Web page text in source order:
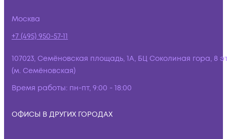
Москва
+7 (495) 950-57-11
107023, Семёновская площадь, 1А, БЦ Соколиная гора, 8
(м. Семёновская)
Время работы: пн-пт, 9:00 - 18:00
ОФИСЫ В ДРУГИХ ГОРОДАХ